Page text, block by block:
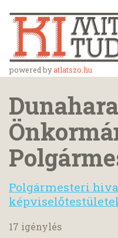
powered byatlatszo.hu
Polgármesteri
17 igénylés